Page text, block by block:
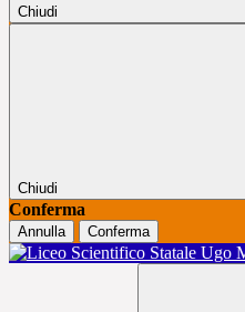
Chiudi
Chiudi
Conferma
Annulla Conferma